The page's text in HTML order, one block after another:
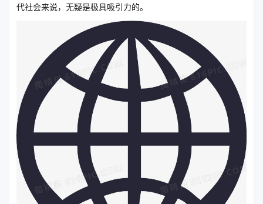
代社会来说，无疑是极具吸引力的。